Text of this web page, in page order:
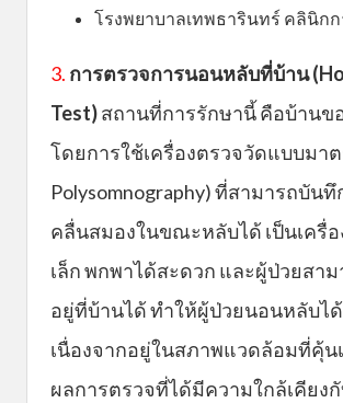
โรงพยาบาลเทพธารินทร์ คลินิก
3. การตรวจการนอนหลับที่บ้าน
Test)สถานที่การรักษานี้ คือบ้านข
โดยการใช้เครื่องตรวจวัดแบบมาต
Polysomnography) ที่สามารถบั
คลื่นสมองในขณะหลับได้ เป็นเครื่
เล็ก พกพาได้สะดวก และผู้ป่วยสา
อยู่ที่บ้านได้ ทำให้ผู้ป่วยนอนหลับไ
เนื่องจากอยู่ในสภาพแวดล้อมที่คุ้น
ผลการตรวจที่ได้มีความใกล้เคียง